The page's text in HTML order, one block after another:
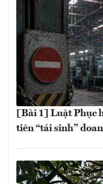
[Bài 1] Luật Phục
tiên “tái sinh”